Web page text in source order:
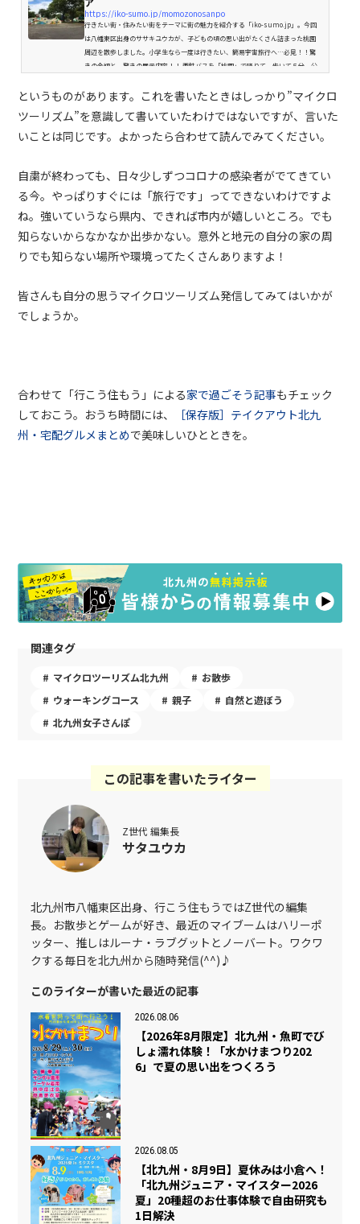
https://iko-sumo.jp/momozonosanpo
行きたい街・住みたい街をテーマに街の魅力を紹介する「iko-sumo.jp」。今回
は八幡東区出身のササキユウカが、子どもの頃の思い出がたくさん詰まった桃園
周辺を散歩しました。小学生なら一度は行きたい、簡易宇宙旅行へ…必見！！驚
きの金額と、驚きの展示内容！！ 西鉄バスを「桃園」で降りて、歩いて５分。公
場…。小学生の頃夏休み毎日のように通っていた思い入れのある場所だったんだ
というものがあります。これを書いたときはしっかり”マイクロ
ツーリズム”を意識して書いていたわけではないですが、言いた
いことは同じです。よかったら合わせて読んでみてください。
自粛が終わっても、日々少しずつコロナの感染者がでてきてい
る今。やっぱりすぐには「旅行です」ってできないわけですよ
ね。強いていうなら県内、できれば市内が嬉しいところ。でも
知らないからなかなか出歩かない。意外と地元の自分の家の周
りでも知らない場所や環境ってたくさんありますよ！
皆さんも自分の思うマイクロツーリズム発信してみてはいかが
でしょうか。
合わせて「行こう住もう」による家で過ごそう記事もチェック
しておこう。おうち時間には、
［保存版］テイクアウト北九
州・宅配グルメまとめで美味しいひとときを。
関連タグ
マイクロツーリズム北九州
お散歩
ウォーキングコース
親子
自然と遊ぼう
北九州女子さんぽ
この記事を書いたライター
Z世代 編集長
サタユウカ
北九州市八幡東区出身、行こう住もうではZ世代の編集
長。お散歩とゲームが好き、最近のマイブームはハリーポ
ッター、推しはルーナ・ラブグットとノーバート。ワクワ
クする毎日を北九州から随時発信(^^)♪
このライターが書いた最近の記事
2026.08.06
【2026年8月限定】北九州・魚町でび
しょ濡れ体験！「水かけまつり202
6」で夏の思い出をつくろう
2026.08.05
【北九州・8月9日】夏休みは小倉へ！
「北九州ジュニア・マイスター2026
夏」20種超のお仕事体験で自由研究も
1日解決